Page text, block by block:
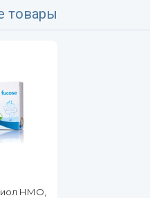
товары
НМО,